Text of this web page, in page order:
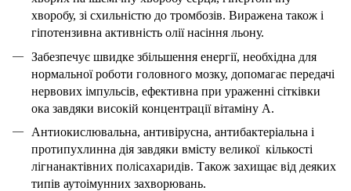
хворобу, зі схильністю до тромбозів. Виражена також і
гіпотензивна активність олії насіння льону.
Забезпечує швидке збільшення енергії, необхідна для
нормальної роботи головного мозку, допомагає передачі
нервових імпульсів, ефективна при ураженні сітківки
ока завдяки високій концентрації вітаміну А.
Антиокислювальна, антивірусна, антибактеріальна і
протипухлинна дія завдяки вмісту великої кількості
лігнанактівних полісахаридів. Також захищає від деяких
типів аутоімунних захворювань.